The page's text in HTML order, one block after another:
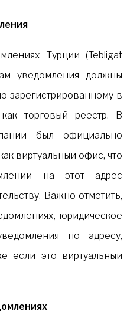
Турции (Tebligat
уведомления должны
зарегистрированному в
торговый реестр. В
был официально
виртуальный офис, что
на этот адрес
Важно отметить,
юридическое
по адресу,
если это виртуальный